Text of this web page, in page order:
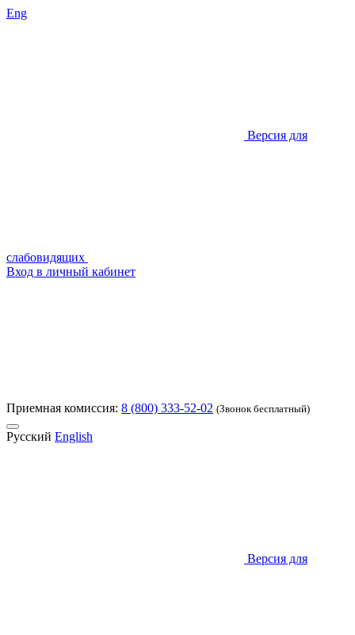
Eng
Версия для
слабовидящих
Вход в личный кабинет
Приемная комиссия: 8 (800) 333-52-02 (Звонок бесплатный)
Русский English
Версия для